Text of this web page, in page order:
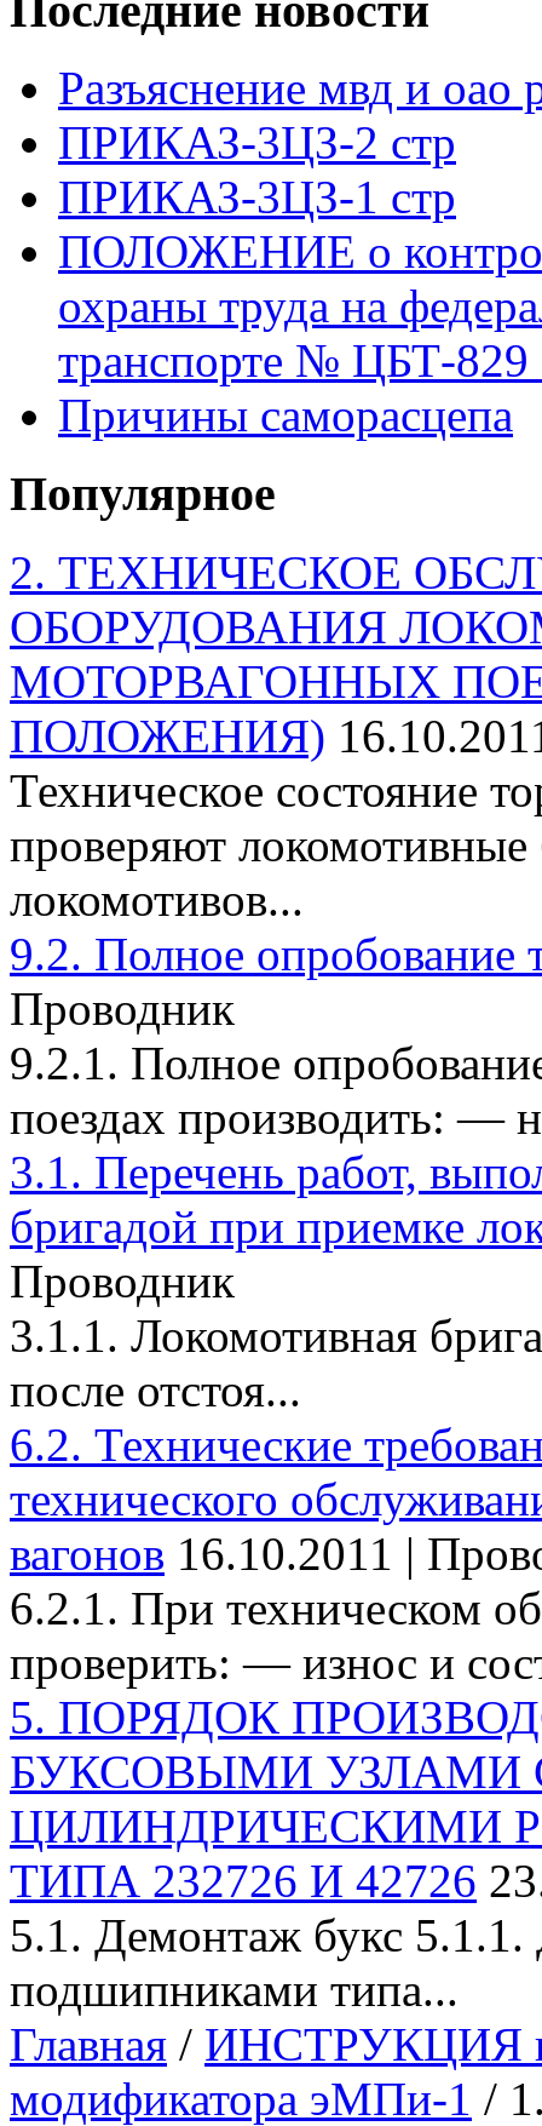
Разъяснение мвд и оао
ПРИКАЗ-3ЦЗ-2 стр
ПРИКАЗ-3ЦЗ-1 стр
ПОЛОЖЕНИЕ о
охраны труда на
транспорте № ЦБТ-829
Причины саморасцепа
Популярное
2. ТЕХНИЧЕСКОЕ
ОБОРУДОВАНИЯ
МОТОРВАГОННЫХ
ПОЛОЖЕНИЯ)
Техническое состояние
проверяют
локомотивов...
9.2. Полное опробование
Проводник
9.2.1. Полное
поездах производить: —
3.1. Перечень работ,
бригадой при приемке
Проводник
3.1.1. Локомотивная
после отстоя...
6.2. Технические
технического
вагонов 16.10.2011 |
6.2.1. При техническом
проверить: — износ и
5. ПОРЯДОК
БУКСОВЫМИ УЗЛАМИ
ЦИЛИНДРИЧЕСКИМИ
ТИПА 232726 И 42726
5.1. Демонтаж букс
подшипниками типа...
Главная / ИНСТРУКЦИЯ
модификатора эМПи-1 /